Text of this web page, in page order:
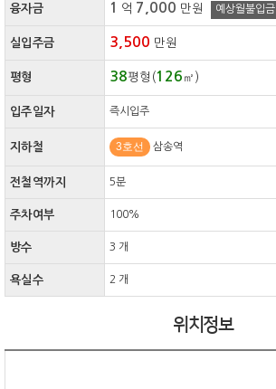
융자금 1 억 7,000 만원 예상월불입금
실입주금 3,500 만원
평형 38평형(126 ㎡)
입주일자 즉시입주
지하철 3호선 삼송역
전철역까지 5분
주차여부 100%
방수 3 개
욕실수 2 개
위치정보